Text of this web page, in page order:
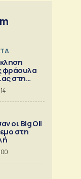
φράουλα
στη
οι Big Oil
στη